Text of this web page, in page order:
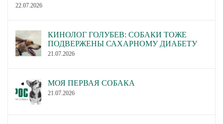
22.07.2026
КИНОЛОГ ГОЛУБЕВ: СОБАКИ ТОЖЕ
ПОДВЕРЖЕНЫ САХАРНОМУ ДИАБЕТУ
21.07.2026
МОЯ ПЕРВАЯ СОБАКА
21.07.2026